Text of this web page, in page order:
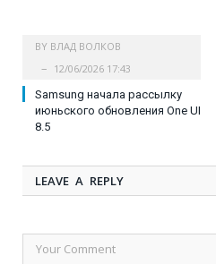
BY ВЛАД ВОЛКОВ
12/06/2026 17:43
Samsung начала рассылку
июньского обновления One UI
8.5
LEAVE A REPLY